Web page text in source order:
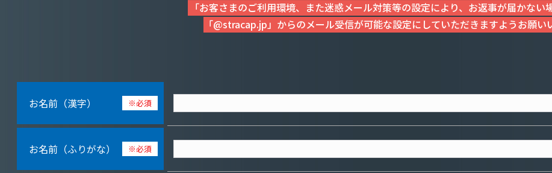
「お客さまのご利用環境、また迷惑メール対策等の設定により、お返事が届かない
「@stracap.jp」からのメール受信が可能な設定にしていただきますようお願い
お名前（漢字） ※必須
お名前（ふりがな） ※必須